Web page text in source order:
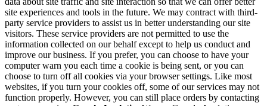
site experiences and tools in the future. We may contract with third-
party service providers to assist us in better understanding our site
visitors. These service providers are not permitted to use the
information collected on our behalf except to help us conduct and
improve our business. If you prefer, you can choose to have your
computer warn you each time a cookie is being sent, or you can
choose to turn off all cookies via your browser settings. Like most
websites, if you turn your cookies off, some of our services may not
function properly. However, you can still place orders by contacting